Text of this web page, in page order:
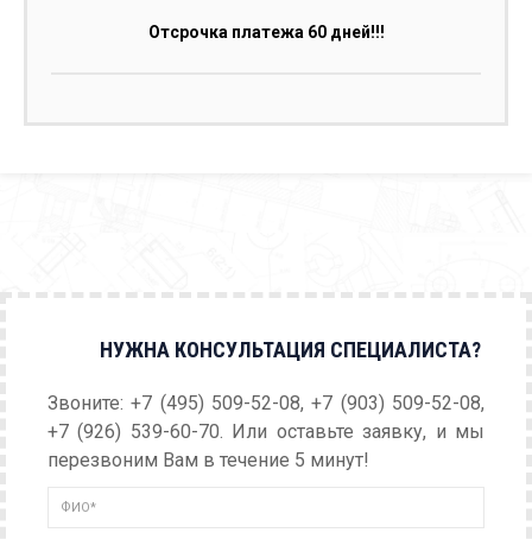
Отсрочка платежа 60 дней!!!
НУЖНА КОНСУЛЬТАЦИЯ СПЕЦИАЛИСТА?
Звоните: +7 (495) 509-52-08, +7 (903) 509-52-08,
+7 (926) 539-60-70. Или оставьте заявку, и мы
перезвоним Вам в течение 5 минут!